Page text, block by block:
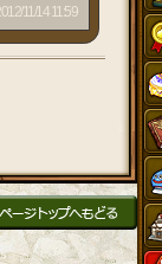
11/14 11:59